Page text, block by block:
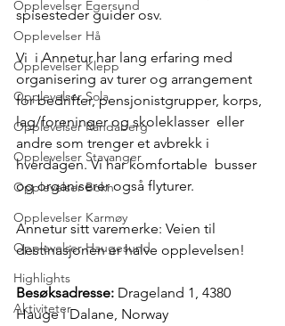
Opplevelser Egersund
Opplevelser Hå
Opplevelser Klepp
Opplevelser Sola
Opplevelser Randaberg
Opplevelser Stavanger
Opplevelser Bokn
Opplevelser Karmøy
Opplevelser Haugesund
Highlights
Aktiviteter
spisesteder guider osv.
Vi  i Annetur har lang erfaring med
organisering av turer og arrangement
for bedrifter, pensjonistgrupper, korps,
lag/foreninger og skoleklasser  eller
andre som trenger et avbrekk i
hverdagen. Vi har komfortable  busser
og organiserer også flyturer.
Annetur sitt varemerke: Veien til
destinasjonen er halve opplevelsen!
Besøksadresse: Drageland 1, 4380
Hauge i Dalane, Norway